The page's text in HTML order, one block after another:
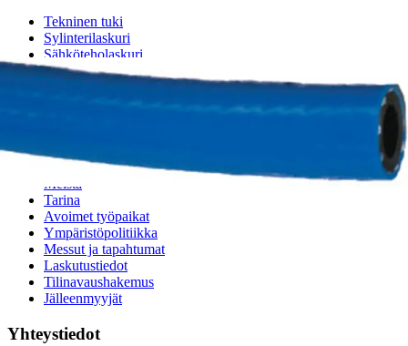
Tekninen tuki
Sylinterilaskuri
Sähköteholaskuri
Virtausnopeuslaskuri
Hammaspyöräpumpun tilavuuslaskuri
Hydrauliteholaskuri
Magneettikelahaku
Meistä
Tarina
Avoimet työpaikat
Ympäristöpolitiikka
Messut ja tapahtumat
Laskutustiedot
Tilinavaushakemus
Jälleenmyyjät
Yhteystiedot